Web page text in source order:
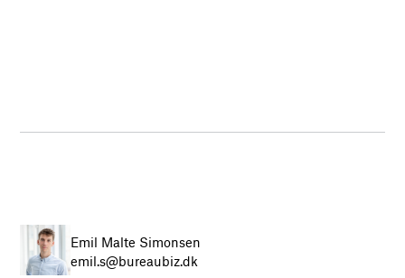
Emil Malte Simonsen
emil.s@bureaubiz.dk